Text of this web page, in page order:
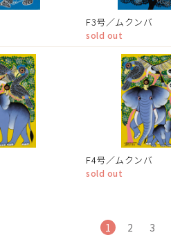
F3号／ムクンバ
sold out
F4号／ムクンバ
sold out
1 2 3